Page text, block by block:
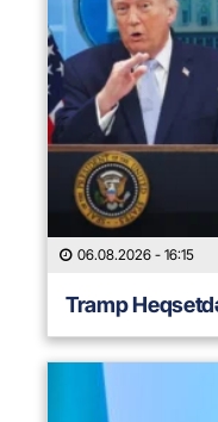
06.08.2026 - 16:15
Tramp